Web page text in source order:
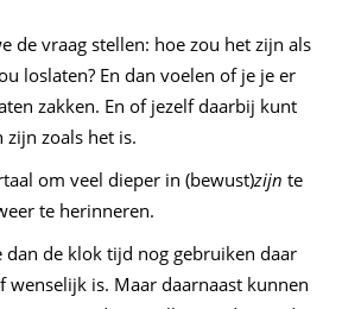
de vraag stellen: hoe zou het zijn als
loslaten? En dan voelen of je je er
zakken. En of jezelf daarbij kunt
zijn zoals het is.
om veel dieper in (bewust)zijn te
te herinneren.
de klok tijd nog gebruiken daar
wenselijk is. Maar daarnaast kunnen